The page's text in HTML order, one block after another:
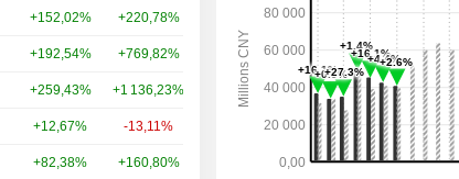
+152,02% +220,78% 41,02 Md
+192,54% +769,82% 35,72 Md
+259,43% +1 136,23% 29,82 Md
+12,67% -13,11% 25,77 Md
+82,38% +160,80% 20,73 Md